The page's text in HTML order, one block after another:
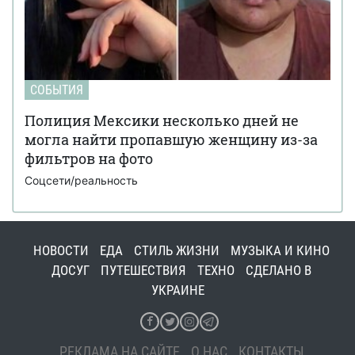
СОБЫТИЯ
Полиция Мексики несколько дней не
могла найти пропавшую женщину из-за
фильтров на фото
Соцсети/реальность
НОВОСТИ ЕДА СТИЛЬ ЖИЗНИ
МУЗЫКА И КИНО
ДОСУГ
ПУТЕШЕСТВИЯ ТЕХНО
СДЕЛАНО В
УКРАИНЕ
РЕКЛАМА НА САЙТЕ О НАС КОНТАКТЫ